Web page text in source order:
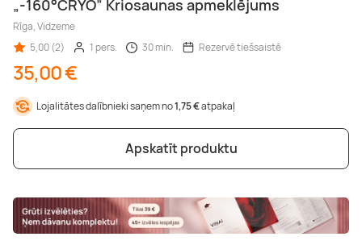
„-160°CRYO” Kriosaunas apmeklējums
Rīga, Vidzeme
5,00 (2)
1 pers. 30 min. Rezervē tiešsaistē
35,00 €
Lojalitātes dalībnieki saņem no1,75 €atpakaļ
Apskatīt produktu